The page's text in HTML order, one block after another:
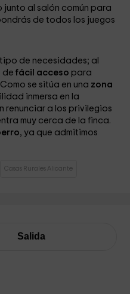
junto al salón común para
de todos los juegos
de necesidades; al
de fácil acceso para
se sitúa en una zona
inmersa en la
renunciar a los privilegios
muy cerca de la finca.
, ya que admitimos
Casas Rurales Alicante